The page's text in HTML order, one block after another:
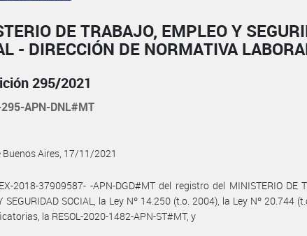
DE TRABAJO, EMPLEO Y
- DIRECCIÓN DE NORMATIVA
295/2021
APN-DNL#MT
Buenos Aires, 17/11/2021
2018-37909587- -APN-DGD#MT del registro del MINISTERIO DE
SEGURIDAD SOCIAL, la Ley Nº 14.250 (t.o. 2004), la Ley Nº 20.744
la RESOL-2020-1482-APN-ST#MT, y